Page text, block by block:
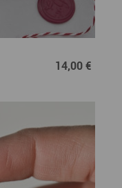
14,00 €